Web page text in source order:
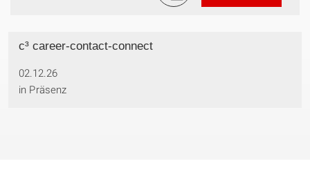
c³ career-contact-connect
02.12.26
in Präsenz